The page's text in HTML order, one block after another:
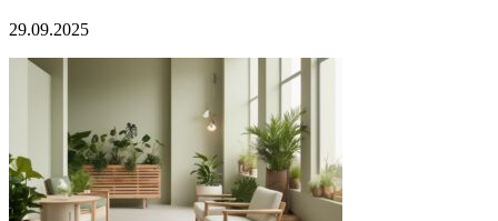
29.09.2025